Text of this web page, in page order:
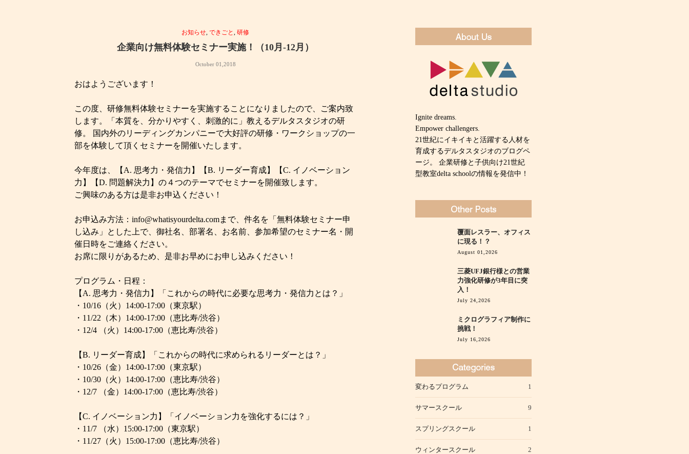
お知らせ,できごと,研修
企業向け無料体験セミナー実施！（10月-12月）
October 01,2018
おはようございます！
この度、研修無料体験セミナーを実施することになりましたので、ご案内致
します。「本質を、分かりやすく、刺激的に」教えるデルタスタジオの研
修。 国内外のリーディングカンパニーで大好評の研修・ワークショップの一
部を体験して頂くセミナーを開催いたします。
今年度は、【A. 思考力・発信力】【B. リーダー育成】【C. イノベーション
力】【D. 問題解決力】の４つのテーマでセミナーを開催致します。
ご興味のある方は是非お申込ください！
お申込み方法：info@whatisyourdelta.comまで、件名を「無料体験セミナー申
し込み」とした上で、御社名、部署名、お名前、参加希望のセミナー名・開
催日時をご連絡ください。
お席に限りがあるため、是非お早めにお申し込みください！
プログラム・日程：
【A. 思考力・発信力】「これからの時代に必要な思考力・発信力とは？」
・10/16（火）14:00-17:00（東京駅）
・11/22（木）14:00-17:00（恵比寿/渋谷）
・12/4 （火）14:00-17:00（恵比寿/渋谷）
【B. リーダー育成】「これからの時代に求められるリーダーとは？」
・10/26（金）14:00-17:00（東京駅）
・10/30（火）14:00-17:00（恵比寿/渋谷）
・12/7 （金）14:00-17:00（恵比寿/渋谷）
【C. イノベーション力】「イノベーション力を強化するには？」
・11/7 （水）15:00-17:00（東京駅）
・11/27（火）15:00-17:00（恵比寿/渋谷）
Ignite dreams.
Empower challengers.
21世紀にイキイキと活躍する人材を
育成するデルタスタジオのブログペ
ージ。 企業研修と子供向け21世紀
型教室delta schoolの情報を発信中！
覆面レスラー、オフィス
に現る！？
August 01,2026
三菱UFJ銀行様との営業
力強化研修が3年目に突
入！
July 24,2026
ミクログラフィア制作に
挑戦！
July 16,2026
変わるプログラム 1
サマースクール 9
スプリングスクール 1
ウィンタースクール 2